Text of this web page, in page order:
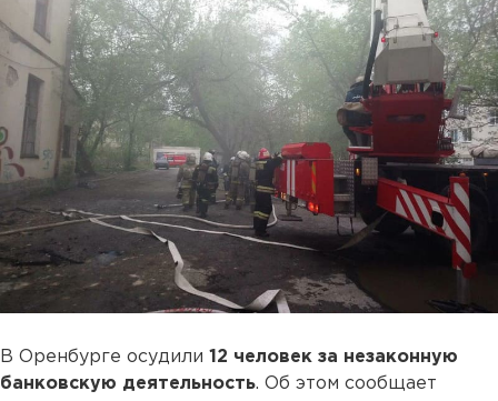
В Оренбурге осудили 12 человек за незаконную
банковскую деятельность. Об этом сообщает